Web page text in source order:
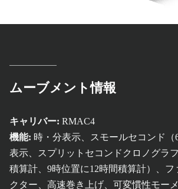
ムーブメント情報
キャリバー: RMAC4
機能: 時・分表示、スモールセコンド
表示、スプリットセコンドクロノグラ
積算計、9時位置に12時間積算計）、フ
クター、高速巻き上げ、可変慣性モー